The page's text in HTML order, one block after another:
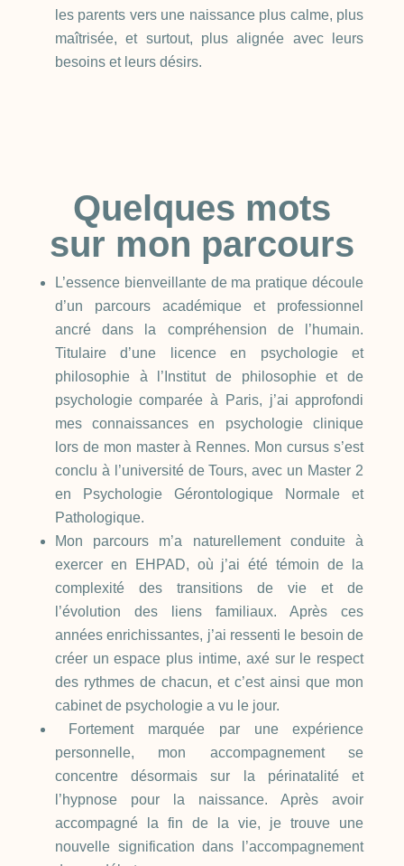
les parents vers une naissance plus calme, plus
maîtrisée, et surtout, plus alignée avec leurs
besoins et leurs désirs.
Quelques mots
sur mon parcours
L’essence bienveillante de ma pratique découle
d’un parcours académique et professionnel
ancré dans la compréhension de l’humain.
Titulaire d’une licence en psychologie et
philosophie à l’Institut de philosophie et de
psychologie comparée à Paris, j’ai approfondi
mes connaissances en psychologie clinique
lors de mon master à Rennes. Mon cursus s’est
conclu à l’université de Tours, avec un Master 2
en Psychologie Gérontologique Normale et
Pathologique.
Mon parcours m’a naturellement conduite à
exercer en EHPAD, où j’ai été témoin de la
complexité des transitions de vie et de
l’évolution des liens familiaux. Après ces
années enrichissantes, j’ai ressenti le besoin de
créer un espace plus intime, axé sur le respect
des rythmes de chacun, et c’est ainsi que mon
cabinet de psychologie a vu le jour.
Fortement marquée par une expérience
personnelle, mon accompagnement se
concentre désormais sur la périnatalité et
l’hypnose pour la naissance. Après avoir
accompagné la fin de la vie, je trouve une
nouvelle signification dans l’accompagnement